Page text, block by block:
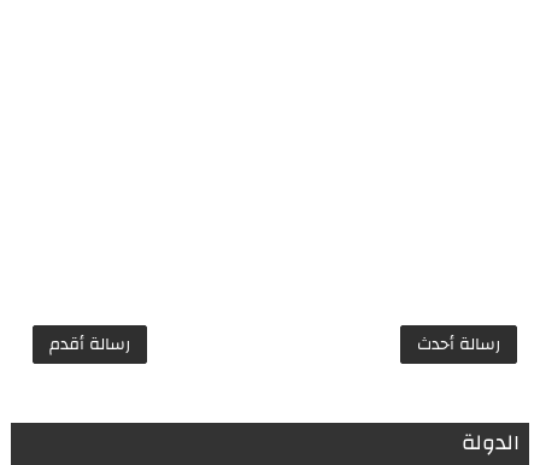
رسالة أحدث رسالة أقدم
الدولة